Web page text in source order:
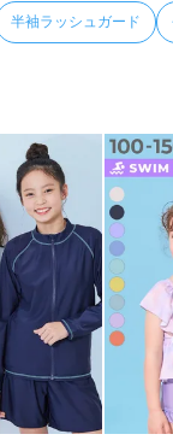
半袖ラッシュガード